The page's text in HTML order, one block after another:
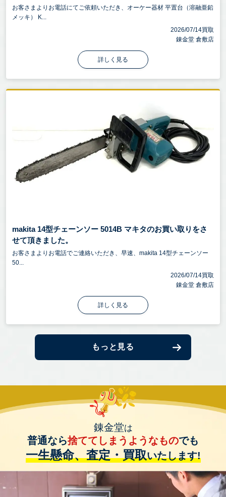
お客さまよりお電話にてご依頼いただき、オーケー器材 平置台（溶融亜鉛
メッキ） K...
2026/07/14買取
錬金堂 倉敷店
詳しく見る
makita 14型チェーンソー 5014B マキタのお買い取りをさ
せて頂きました。
お客さまよりお電話でご連絡いただき、早速、makita 14型チェーンソー
50...
2026/07/14買取
錬金堂 倉敷店
詳しく見る
もっと見る
錬金堂は
普通なら捨ててしまうようなものでも
一生懸命、査定・買取いたします!